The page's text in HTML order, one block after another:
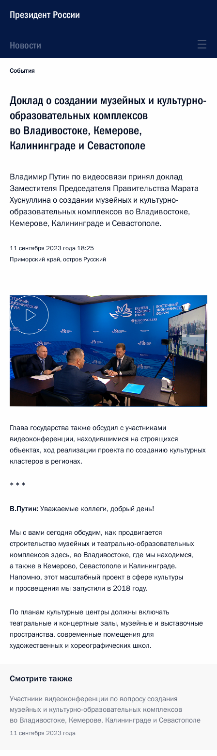
Президент России
Новости
События
Доклад о создании музейных и культурно-
образовательных комплексов
во Владивостоке, Кемерове,
Калининграде и Севастополе
Владимир Путин по видеосвязи принял доклад
Заместителя Председателя Правительства Марата
Хуснуллина о создании музейных и культурно-
образовательных комплексов во Владивостоке,
Кемерове, Калининграде и Севастополе.
11 сентября 2023 года 18:25
Приморский край, остров Русский
Глава государства также обсудил с участниками
видеоконференции, находившимися на строящихся
объектах, ход реализации проекта по созданию культурных
кластеров в регионах.
* * *
В.Путин: Уважаемые коллеги, добрый день!
Мы с вами сегодня обсудим, как продвигается
строительство музейных и театрально-образовательных
комплексов здесь, во Владивостоке, где мы находимся,
а также в Кемерово, Севастополе и Калининграде.
Напомню, этот масштабный проект в сфере культуры
и просвещения мы запустили в 2018 году.
По планам культурные центры должны включать
театральные и концертные залы, музейные и выставочные
пространства, современные помещения для
художественных и хореографических школ.
Смотрите также
Участники видеоконференции по вопросу создания
музейных и культурно-образовательных комплексов
во Владивостоке, Кемерове, Калининграде и Севастополе
11 сентября 2023 года